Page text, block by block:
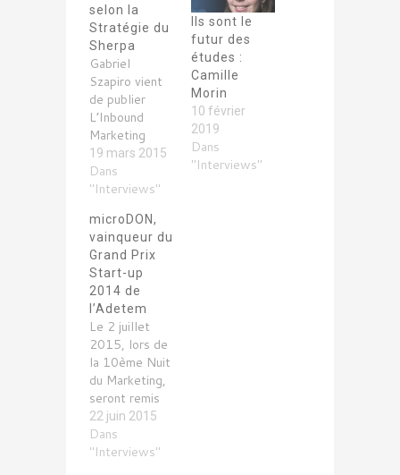
selon la
Stratégie du
Sherpa
Gabriel
Szapiro vient
de publier
L’Inbound
Marketing
selon la
Stratégie du
Sherpa ;
le fondateur
de l’agence
Saphir.MarketingIsDead
: Tu viens de
publier
L’Inbound
Marketing
selon la
Stratégie du
Sherpa : en
deux mot,
c’est quoi,
l’Inbound
Marketing ?
19 mars 2015
Dans
"Interviews"
Ils sont le
futur des
études :
Camille
Morin
10 février
2019
Dans
"Interviews"
microDON,
vainqueur du
Grand Prix
Start-up
2014 de
l’Adetem
Le 2 juillet
2015, lors de
la 10ème Nuit
du Marketing,
seront remis
les Prix de
l'Excellence
Marketing by
22 juin 2015
Dans
"Interviews"